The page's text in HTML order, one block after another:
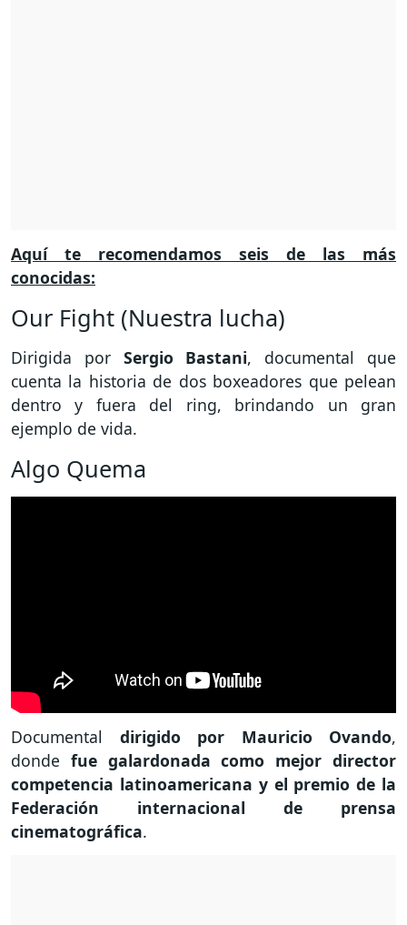
Aquí te recomendamos seis de las más
conocidas:
Our Fight (Nuestra lucha)
Dirigida porSergio Bastani, documental que
cuenta la historia de dos boxeadores que pelean
dentro y fuera del ring, brindando un gran
ejemplo de vida.
Algo Quema
Documental dirigido por Mauricio Ovando,
donde fue galardonada como mejor director
competencia latinoamericana y el premio de la
Federación internacional de prensa
cinematográfica.